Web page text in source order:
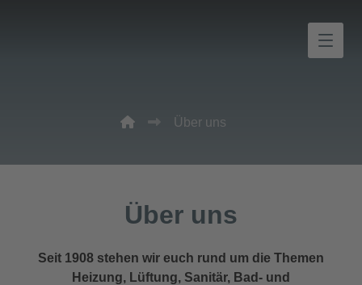
Über uns
Über uns
Seit 1908 stehen wir euch rund um die Themen
Heizung, Lüftung, Sanitär, Bad- und